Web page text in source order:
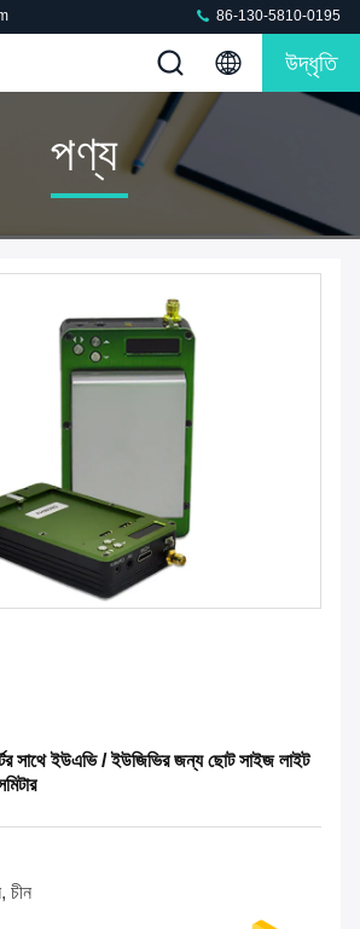
86-130-5810-0195
উদ্ধৃতি
পণ্য
সাথে ইউএভি / ইউজিভির জন্য ছোট সাইজ লাইট
চীন